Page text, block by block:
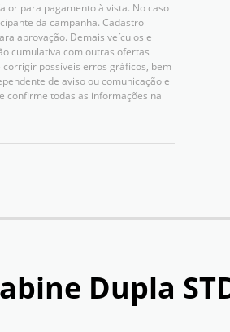
para pagamento à vista. No caso
da campanha. Cadastro
aprovação. Demais veículos e
cumulativa com outras ofertas
possíveis erros gráficos, bem
de aviso ou comunicação e
confirme todas as informações na
Dupla